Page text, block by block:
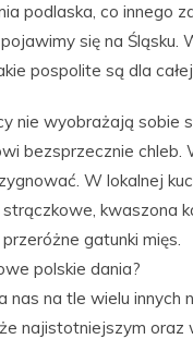
podlaska, co innego
się na Śląsku.
pospolite są dla
nie wyobrażają sobie
bezsprzecznie chleb.
W lokalnej
strączkowe, kwaszona
gatunki mięs.
polskie dania?
nas na tle wielu innych
najistotniejszym oraz